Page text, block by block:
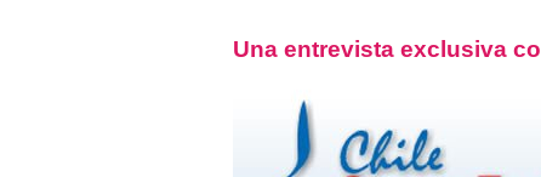
Una entrevista exclusiva